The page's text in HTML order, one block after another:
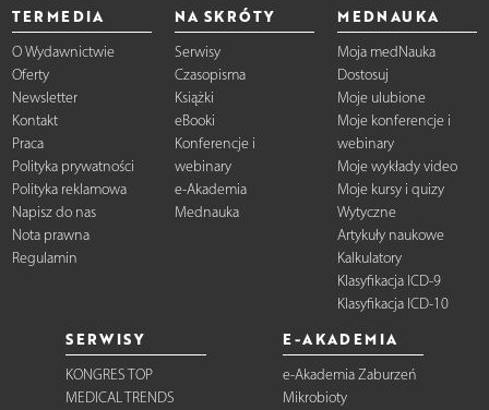
TERMEDIA
O Wydawnictwie
Oferty
Newsletter
Kontakt
Praca
Polityka prywatności
Polityka reklamowa
Napisz do nas
Nota prawna
Regulamin
NA SKRÓTY
Serwisy
Czasopisma
Książki
eBooki
Konferencje i
webinary
e-Akademia
Mednauka
MEDNAUKA
Moja medNauka
Dostosuj
Moje ulubione
Moje konferencje i
webinary
Moje wykłady video
Moje kursy i quizy
Wytyczne
Artykuły naukowe
Kalkulatory
Klasyfikacja ICD-9
Klasyfikacja ICD-10
SERWISY
KONGRES TOP
MEDICAL TRENDS
E-AKADEMIA
e-Akademia Zaburzeń
Mikrobioty